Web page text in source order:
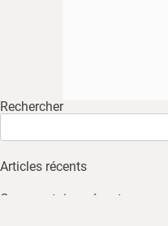
Rechercher
Articles récents
Commentaires récents